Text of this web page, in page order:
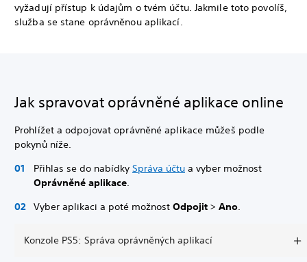
vyžadují přístup k údajům o tvém účtu. Jakmile toto povolíš,
služba se stane oprávněnou aplikací.
Jak spravovat oprávněné aplikace online
Prohlížet a odpojovat oprávněné aplikace můžeš podle
pokynů níže.
Přihlas se do nabídky Správa účtu a vyber možnost
Oprávněné aplikace.
Vyber aplikaci a poté možnost Odpojit > Ano.
Konzole PS5: Správa oprávněných aplikací